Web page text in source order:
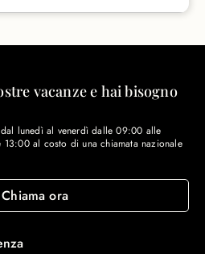
vacanze e hai bisogno
lunedì al venerdì dalle 09:00 alle
al costo di una chiamata nazionale
Chiama ora